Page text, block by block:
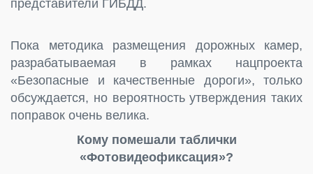
представители ГИБДД.
Пока методика размещения дорожных камер,
разрабатываемая в рамках нацпроекта
«Безопасные и качественные дороги», только
обсуждается, но вероятность утверждения таких
поправок очень велика.
Кому помешали таблички
«Фотовидеофиксация»?